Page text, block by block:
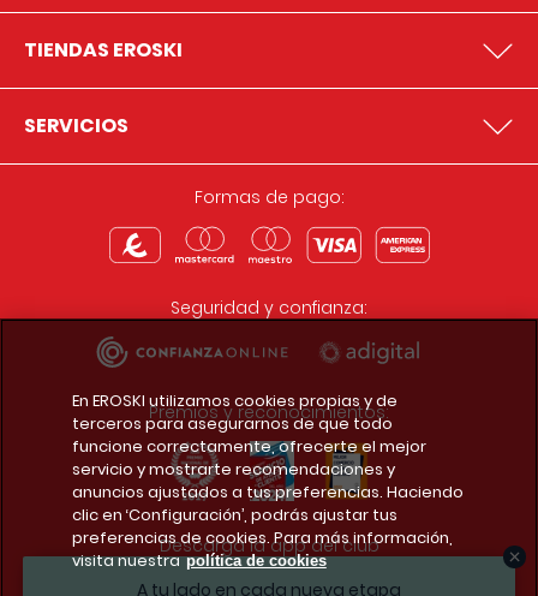
A tu lado en cada nueva etapa
TIENDAS EROSKI
SERVICIOS
Formas de pago:
Seguridad y confianza:
Premios y reconocimientos:
Descarga la app del club
En EROSKI utilizamos cookies propias y de
terceros para asegurarnos de que todo
funcione correctamente, ofrecerte el mejor
servicio y mostrarte recomendaciones y
anuncios ajustados a tus preferencias. Haciendo
clic en ‘Configuración’, podrás ajustar tus
preferencias de cookies. Para más información,
visita nuestra política de cookies